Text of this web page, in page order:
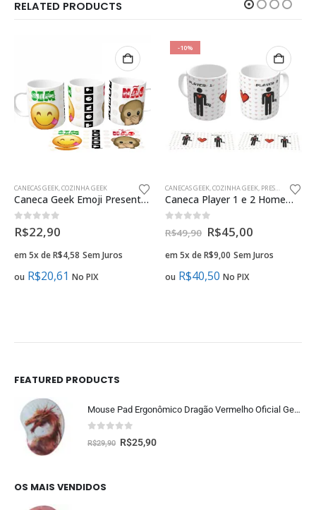
RELATED PRODUCTS
CANECAS GEEK,COZINHA GEEK
Caneca Geek Emoji Presente Criativo
0fora de 5
R$22,90
em 5x deR$4,58 Sem Juros
ou R$20,61 No PIX
-10%
CANECAS GEEK,COZINHA GEEK, PRESENTES CRIATIVOS NAMORADOS GEEK
Caneca Player 1 e 2 Homem e Homem presente criativo namorados gay
fora de 5
R$49,90 R$45,00
em 5x deR$9,00 Sem Juros
ou R$40,50 No PIX
FEATURED PRODUCTS
Mouse Pad Ergonômico Dragão Vermelho Oficial Geek Vip
fora de 5
R$29,90 R$25,90
OS MAIS VENDIDOS